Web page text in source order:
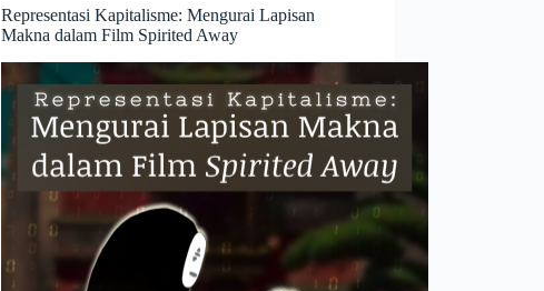
Representasi Kapitalisme: Mengurai Lapisan
Makna dalam Film Spirited Away